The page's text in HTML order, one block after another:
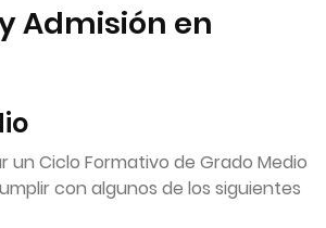
Admisión en
un Ciclo Formativo de Grado Medio
con algunos de los siguientes